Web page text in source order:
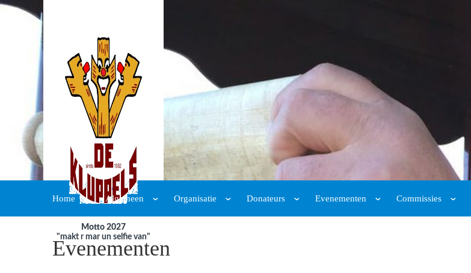
Motto 2027
"makt r mar un selfie van"
Home Algemeen Organisatie Donateurs Evenementen Commissies
Evenementen